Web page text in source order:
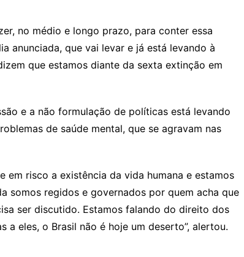
no médio e longo prazo, para conter essa
anunciada, que vai levar e já está levando à
que estamos diante da sexta extinção em
e a não formulação de políticas está levando
de saúde mental, que se agravam nas
em risco a existência da vida humana e estamos
somos regidos e governados por quem acha que
ser discutido. Estamos falando do direito dos
a eles, o Brasil não é hoje um deserto”, alertou.